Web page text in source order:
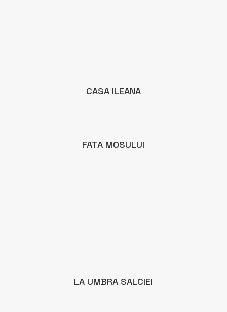
CASA ILEANA
FATA MOSULUI
LA UMBRA SALCIEI